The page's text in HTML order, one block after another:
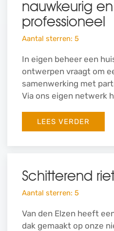
nauwkeurig en
professioneel
Aantal sterren: 5
In eigen beheer een
ontwerpen vraagt om
samenwerking met
Via ons eigen netwerk
LEES VERDER
Schitterend
Aantal sterren: 5
Van den Elzen heeft
dak gemaakt op onze